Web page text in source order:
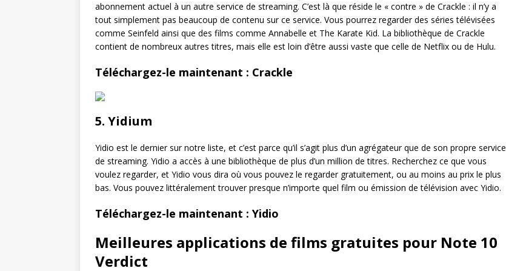
abonnement actuel à un autre service de streaming. C’est là que réside le « contre » de Crackle : il n’y a
tout simplement pas beaucoup de contenu sur ce service. Vous pourrez regarder des séries télévisées
comme Seinfeld ainsi que des films comme Annabelle et The Karate Kid. La bibliothèque de Crackle
contient de nombreux autres titres, mais elle est loin d’être aussi vaste que celle de Netflix ou de Hulu.
Téléchargez-le maintenant : Crackle
5. Yidium
Yidio est le dernier sur notre liste, et c’est parce qu’il s’agit plus d’un agrégateur que de son propre service
de streaming. Yidio a accès à une bibliothèque de plus d’un million de titres. Recherchez ce que vous
voulez regarder, et Yidio vous dira où vous pouvez le regarder gratuitement, ou au moins au prix le plus
bas. Vous pouvez littéralement trouver presque n’importe quel film ou émission de télévision avec Yidio.
Téléchargez-le maintenant : Yidio
Meilleures applications de films gratuites pour Note 10
Verdict